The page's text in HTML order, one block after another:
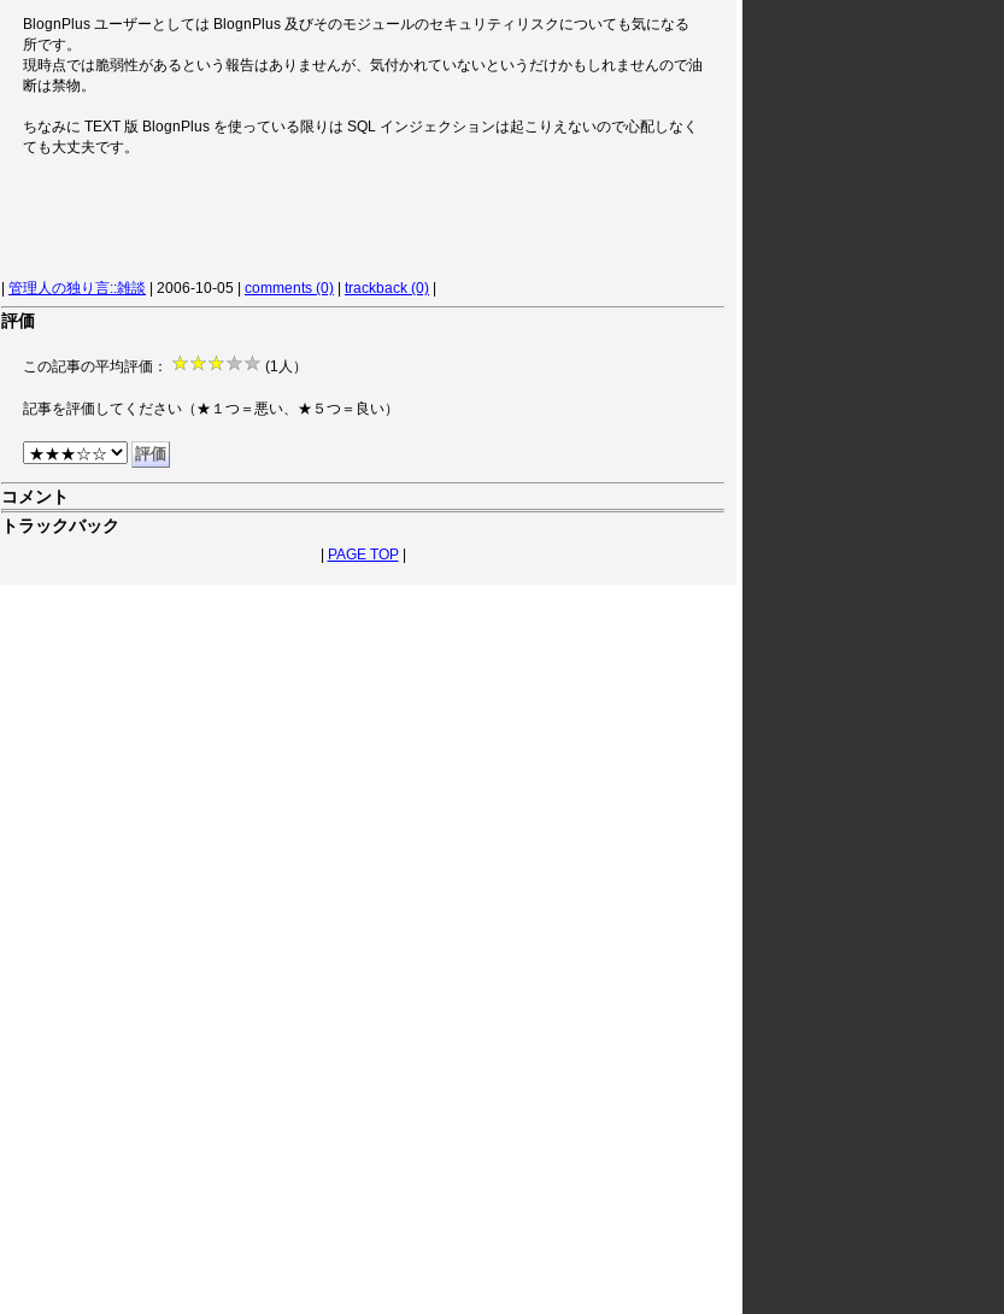
BlognPlus ユーザーとしては BlognPlus 及びそのモジュールのセキュリティリスクについても気になる
所です。
現時点では脆弱性があるという報告はありませんが、気付かれていないというだけかもしれませんので油
断は禁物。
ちなみに TEXT 版 BlognPlus を使っている限りは SQL インジェクションは起こりえないので心配しなく
ても大丈夫です。
管理人の独り言::雑談 | 2006-10-05 | comments (0) trackback (0)
評価
この記事の平均評価： (1人）
記事を評価してください（★１つ＝悪い、★５つ＝良い）
コメント
トラックバック
PAGE TOP|